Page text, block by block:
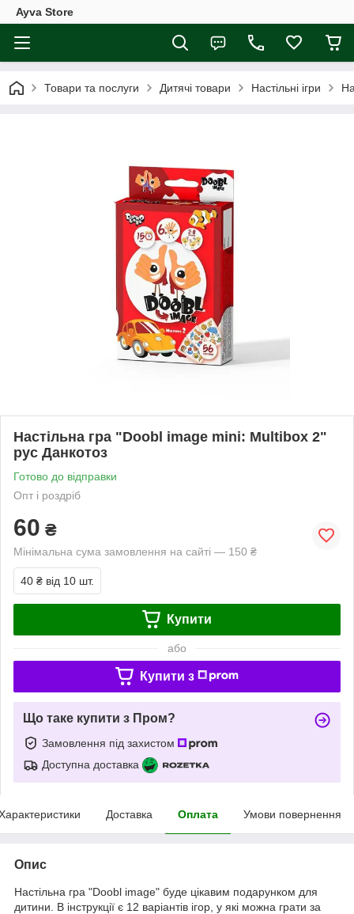
Ayva Store
Товари та послуги Дитячі товари Настільні ігри
Настільна гра "Doobl image mini: Multibox 2"
рус Данкотоз
Готово до відправки
Опт і роздріб
60 ₴
Мінімальна сума замовлення на сайті — 150 ₴
40 ₴ від 10 шт.
Купити
або
Купити з
Що таке купити з Пром?
Замовлення під захистом
Доступна доставка
Доставка Оплата Умови повернення
Опис
Настільна гра "Doobl image" буде цікавим подарунком для
дитини. В інструкції є 12 варіантів ігор, у які можна грати за